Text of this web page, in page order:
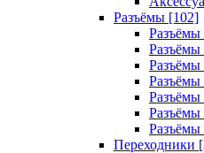
Разъёмы [102]
Разъёмы
Разъёмы
Разъёмы
Разъёмы
Переходники